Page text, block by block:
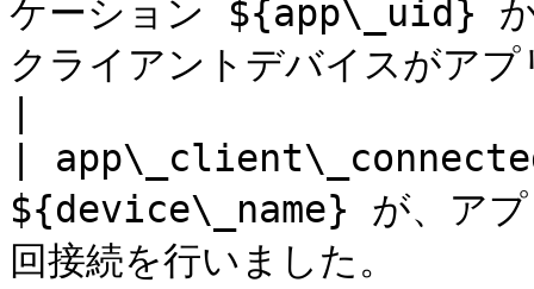
ケーション ${app\_uid}
クライアントデバイスがア
|
${device\_name} が、ア
回接続を行いました